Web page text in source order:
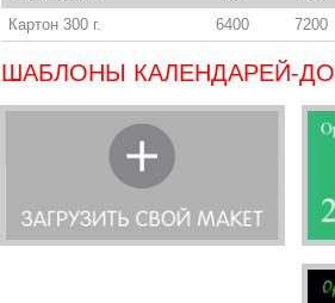
Картон 300 г.
6400 7200
ШАБЛОНЫ КАЛЕНДАРЕЙ-